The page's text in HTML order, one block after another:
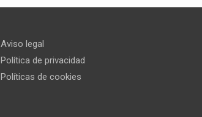
Aviso legal
Política de privacidad
Políticas de cookies